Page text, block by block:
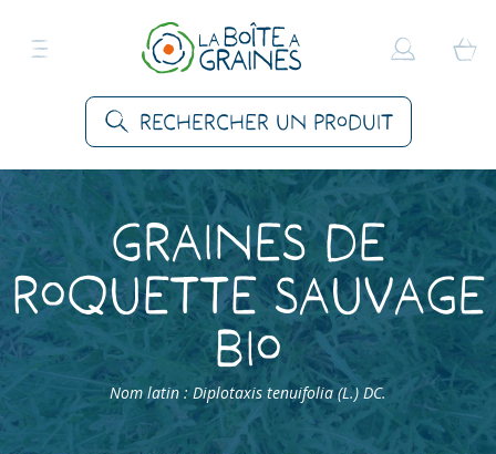
Rechercher un produit
Graines de
Roquette sauvage
Bio
Nom latin : Diplotaxis tenuifolia (L.) DC.